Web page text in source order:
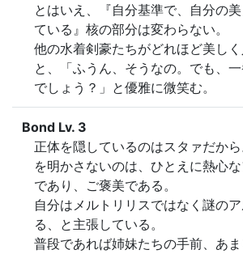
とはいえ、『自分基準で、自分の
ている』核の部分は変わらない。
他の水着剣豪たちがどれほど美し
と、「ふうん、そうなの。でも、
でしょう？」と優雅に微笑む。
Bond Lv. 3
正体を隠しているのはスタァだか
を明かさないのは、ひとえに熱心
であり、ご褒美である。
自分はメルトリリスではなく謎の
る、と主張している。
普段であれば姉妹たちの手前、あ